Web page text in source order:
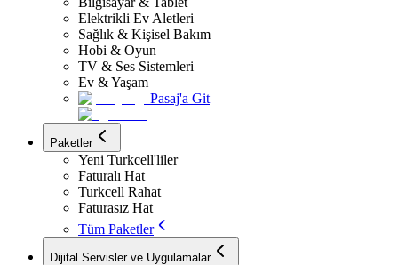
Elektrikli Ev Aletleri
Sağlık & Kişisel Bakım
Hobi & Oyun
TV & Ses Sistemleri
Ev & Yaşam
Pasaj'a Git
Paketler
Yeni Turkcell'liler
Faturalı Hat
Turkcell Rahat
Faturasız Hat
Tüm Paketler
Dijital Servisler ve Uygulamalar